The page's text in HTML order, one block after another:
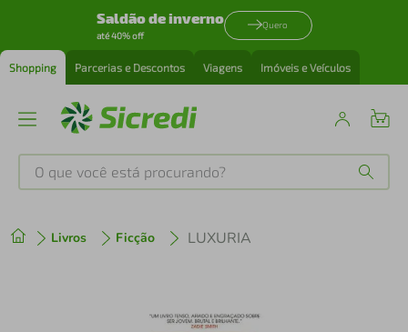
Saldão de inverno
até 40% off
Quero
Shopping Parcerias e Descontos Viagens Imóveis e Veículos
O que você está procurando?
Livros Ficção LUXURIA